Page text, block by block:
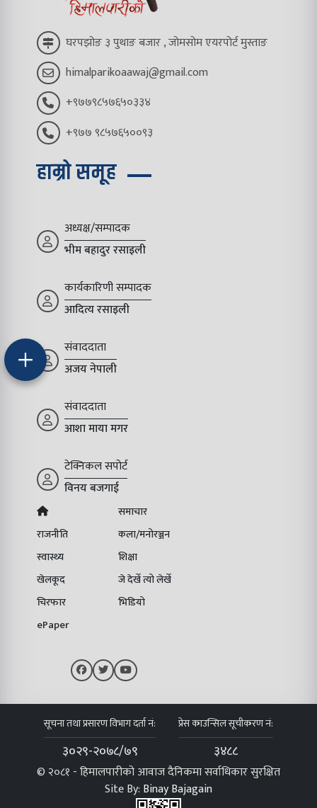
घरपझोङ ३ पुथाङ बजार , जोमसोम एयरपोर्ट मुस्ताङ
himalparikoaawaj@gmail.com
+९७७९८५७६५०३३४
+९७७ ९८५७६५००९३
हाम्रो समूह
अध्यक्ष/सम्पादक
भीम बहादुर रसाइली
कार्यकारिणी सम्पादक
आदित्य रसाइली
संवाददाता
अजय नेपाली
संवाददाता
आशा माया मगर
टेक्निकल सपोर्ट
विनय बजगाई
समाचार
राजनीति
कला/मनोरञ्जन
स्वास्थ्य
शिक्षा
खेलकूद
जे देखेँ त्यो लेखेँ
चिरफार
भिडियो
ePaper
सूचना तथा प्रसारण विभाग दर्ता नं:
३०२९-२०७८/७९
प्रेस काउन्सिल सूचीकरण नं:
३४८८
© २०८१ - हिमालपारीको आवाज दैनिकमा सर्वाधिकार सुरक्षित
Site By: Binay Bajagain